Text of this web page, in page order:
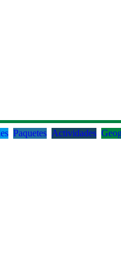
Paquetes Actividades